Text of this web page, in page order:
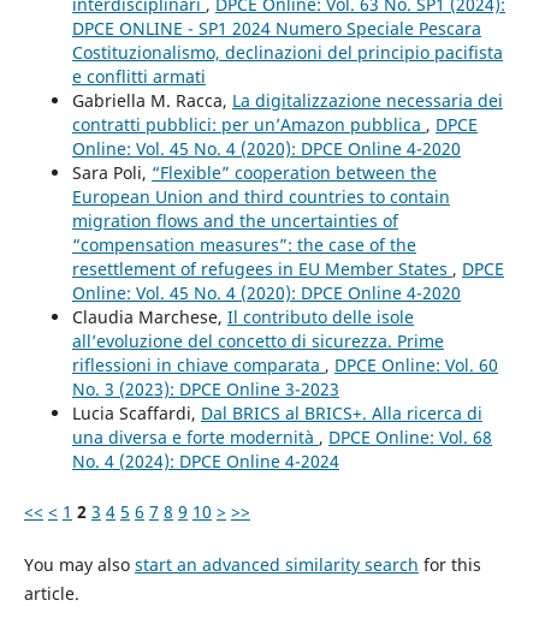
DPCE ONLINE - SP1 2024 Numero Speciale Pescara
Costituzionalismo, declinazioni del principio pacifista
e conflitti armati
Gabriella M. Racca, La digitalizzazione necessaria dei
contratti pubblici: per un’Amazon pubblica , DPCE
Online: Vol. 45 No. 4 (2020): DPCE Online 4-2020
Sara Poli, “Flexible” cooperation between the
European Union and third countries to contain
migration flows and the uncertainties of
“compensation measures”: the case of the
resettlement of refugees in EU Member States , DPCE
Online: Vol. 45 No. 4 (2020): DPCE Online 4-2020
Claudia Marchese, Il contributo delle isole
all’evoluzione del concetto di sicurezza. Prime
riflessioni in chiave comparata , DPCE Online: Vol. 60
No. 3 (2023): DPCE Online 3-2023
Lucia Scaffardi, Dal BRICS al BRICS+. Alla ricerca di
una diversa e forte modernità , DPCE Online: Vol. 68
No. 4 (2024): DPCE Online 4-2024
<< < 1 2 3 4 5 6 7 8 9 10 > >>
You may also start an advanced similarity search for this
article.